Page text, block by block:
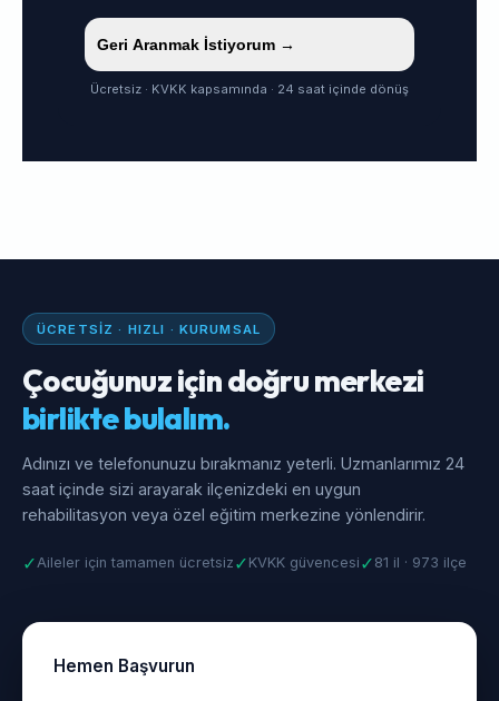
Geri Aranmak İstiyorum →
Ücretsiz · KVKK kapsamında · 24 saat içinde dönüş
ÜCRETSIZ · HIZLI · KURUMSAL
Çocuğunuz için doğru merkezi
birlikte bulalım.
Adınızı ve telefonunuzu bırakmanız yeterli. Uzmanlarımız 24
saat içinde sizi arayarak ilçenizdeki en uygun
rehabilitasyon veya özel eğitim merkezine yönlendirir.
✓Aileler için tamamen ücretsiz ✓ KVKK güvencesi ✓ 81 il · 973 ilçe
Hemen Başvurun